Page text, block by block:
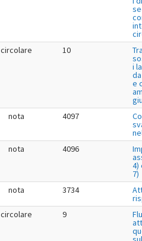
circolare 10
i
e
nota 4097
nota 4096
4)
7)
nota 3734
circolare 9